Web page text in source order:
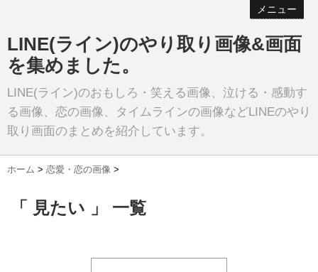
メニュー
LINE(ライン)のやり取り画像&画面
を集めました。
LINE(ライン)のおもしろ・笑える画像、泣ける・感動す
る画像、恋の画像、タイムラインの画像などLINEのやり
取り画面のまとめを紹介しています。
ホーム > 恋愛・恋の画像 >
「 見たい 」 一覧